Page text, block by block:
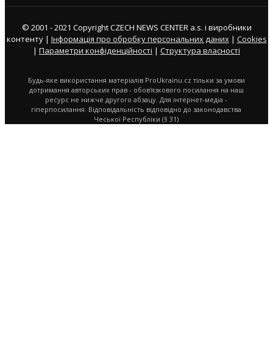
© 2001 - 2021 Copyright CZECH NEWS CENTER a.s. і виробники
контенту | Інформація про обробку персональних даних| Cookies
| Параметри конфіденційності | Структура власності
Будь-яке використання матеріалів ProUkrainu.cz тільки за умови
дотримання авторських прав - обов'язкового посилання на наш
ресурс не нижче другого абзацу. Для інтернет-медіа -
гіперпосилання. Відповідальність відповідно до законодавства
Чеської Республіки (§ 31)